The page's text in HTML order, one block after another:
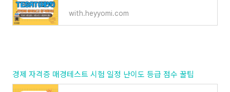
with.heyyomi.com
경제 자격증 매경테스트 시험 일정 난이도 등급 점수 꿀팁